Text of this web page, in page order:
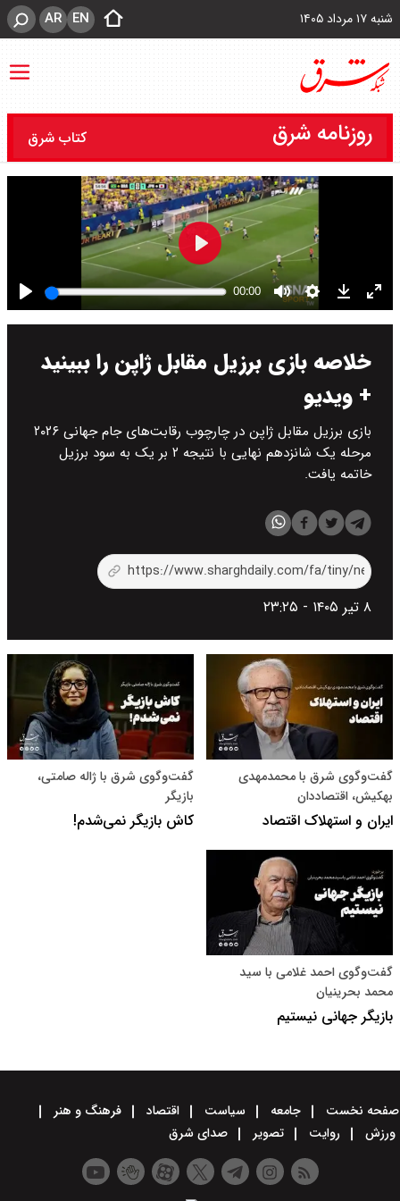
شنبه ۱۷ مرداد ۱۴۰۵ EN
AR
روزنامه شرق کتاب شرق
خلاصه بازی برزیل مقابل ژاپن را ببینید
+ ویدیو
بازی برزیل مقابل ژاپن در چارچوب رقابت‌های جام جهانی ۲۰۲۶
مرحله یک شانزدهم نهایی با نتیجه ۲ بر یک به سود برزیل
خاتمه یافت.
۸ تیر ۱۴۰۵ - ۲۳:۲۵
گفت‌و‌گوی شرق با محمدمهدی
بهکیش، اقتصاددان
ایران و استهلاک اقتصاد
گفت‌وگوی شرق با ژاله صامتی،
بازیگر
کاش بازیگر نمی‌شدم!
گفت‌وگوی احمد غلامی با سید
محمد بحرینیان
بازیگر جهانی نیستیم
صفحه نخست جامعه سیاست اقتصاد
فرهنگ و هنر
ورزش
روایت تصویر صدای شرق